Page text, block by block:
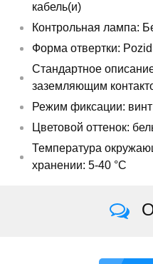
кабель(и)
Контрольная лампа:
Форма отвертки:
Стандартное
заземляющим
Режим фиксации: винт
Цветовой оттенок:
Температура
хранении: 5-40 °C